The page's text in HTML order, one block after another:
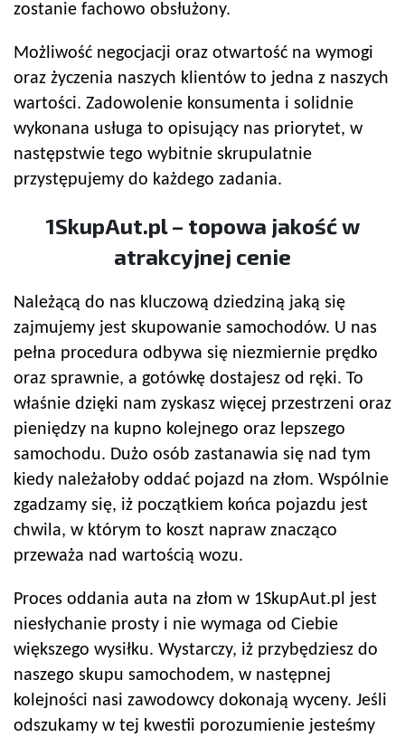
zostanie fachowo obsłużony.
Możliwość negocjacji oraz otwartość na wymogi
oraz życzenia naszych klientów to jedna z naszych
wartości. Zadowolenie konsumenta i solidnie
wykonana usługa to opisujący nas priorytet, w
następstwie tego wybitnie skrupulatnie
przystępujemy do każdego zadania.
1SkupAut.pl – topowa jakość w
atrakcyjnej cenie
Należącą do nas kluczową dziedziną jaką się
zajmujemy jest skupowanie samochodów. U nas
pełna procedura odbywa się niezmiernie prędko
oraz sprawnie, a gotówkę dostajesz od ręki. To
właśnie dzięki nam zyskasz więcej przestrzeni oraz
pieniędzy na kupno kolejnego oraz lepszego
samochodu. Dużo osób zastanawia się nad tym
kiedy należałoby oddać pojazd na złom. Wspólnie
zgadzamy się, iż początkiem końca pojazdu jest
chwila, w którym to koszt napraw znacząco
przeważa nad wartością wozu.
Proces oddania auta na złom w 1SkupAut.pl jest
niesłychanie prosty i nie wymaga od Ciebie
większego wysiłku. Wystarczy, iż przybędziesz do
naszego skupu samochodem, w następnej
kolejności nasi zawodowcy dokonają wyceny. Jeśli
odszukamy w tej kwestii porozumienie jesteśmy